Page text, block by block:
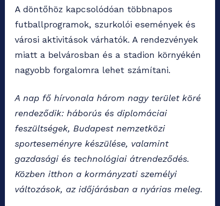
A döntőhöz kapcsolódóan többnapos
futballprogramok, szurkolói események és
városi aktivitások várhatók. A rendezvények
miatt a belvárosban és a stadion környékén
nagyobb forgalomra lehet számítani.
A nap fő hírvonala három nagy terület köré
rendeződik: háborús és diplomáciai
feszültségek, Budapest nemzetközi
sporteseményre készülése, valamint
gazdasági és technológiai átrendeződés.
Közben itthon a kormányzati személyi
változások, az időjárásban a nyárias meleg.